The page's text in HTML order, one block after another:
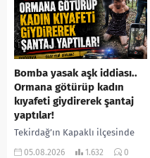
Bomba yasak aşk iddiası..
Ormana götürüp kadın
kıyafeti giydirerek şantaj
yaptılar!
Tekirdağ’ın Kapaklı ilçesinde
bir kişiyi, arkadaşının eşiyle
05.08.2026 1.632 0